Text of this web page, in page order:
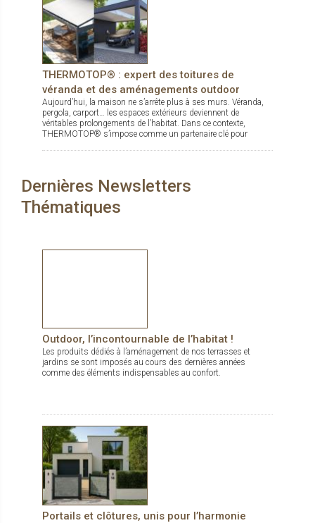
THERMOTOP® : expert des toitures de
véranda et des aménagements outdoor
Aujourd’hui, la maison ne s’arrête plus à ses murs. Véranda,
pergola, carport… les espaces extérieurs deviennent de
véritables prolongements de l’habitat. Dans ce contexte,
THERMOTOP® s’impose comme un partenaire clé pour
Dernières Newsletters
Thématiques
Outdoor, l’incontournable de l’habitat !
Les produits dédiés à l’aménagement de nos terrasses et
jardins se sont imposés au cours des dernières années
comme des éléments indispensables au confort.
Portails et clôtures, unis pour l’harmonie